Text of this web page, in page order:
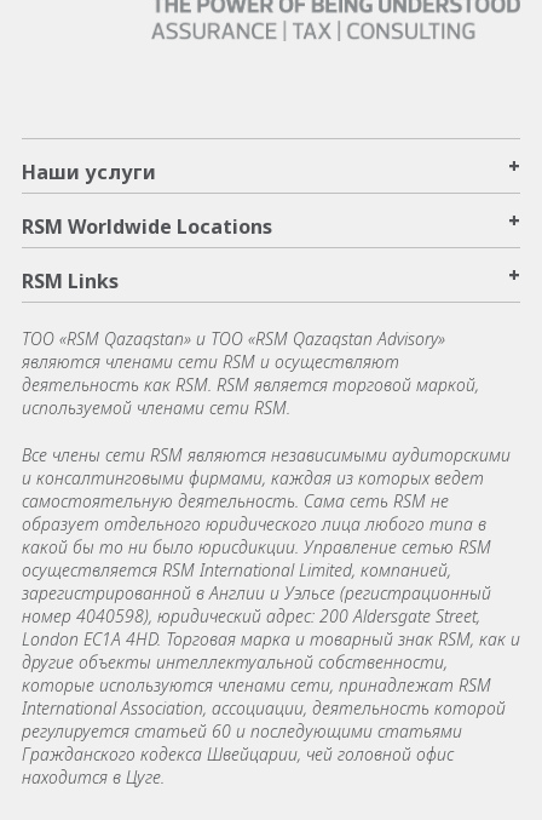
Наши услуги +
RSM Worldwide Locations +
RSM Links +
TОО «RSM Qazaqstan» и ТОО «RSM Qazaqstan Advisory»
являются членами сети RSM и осуществляют
деятельность как RSM. RSM является торговой маркой,
используемой членами сети RSM.
Все члены сети RSM являются независимыми аудиторскими
и консалтинговыми фирмами, каждая из которых ведет
самостоятельную деятельность. Сама сеть RSM не
образует отдельного юридического лица любого типа в
какой бы то ни было юрисдикции. Управление сетью RSM
осуществляется RSM International Limited, компанией,
зарегистрированной в Англии и Уэльсе (регистрационный
номер 4040598), юридический адрес: 200 Aldersgate Street,
London EC1A 4HD. Торговая марка и товарный знак RSM, как и
другие объекты интеллектуальной собственности,
которые используются членами сети, принадлежат RSM
International Association, ассоциации, деятельность которой
регулируется статьей 60 и последующими статьями
Гражданского кодекса Швейцарии, чей головной офис
находится в Цуге.